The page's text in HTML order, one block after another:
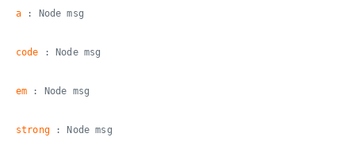
a : Node msg
code : Node msg
em : Node msg
strong: Node msg